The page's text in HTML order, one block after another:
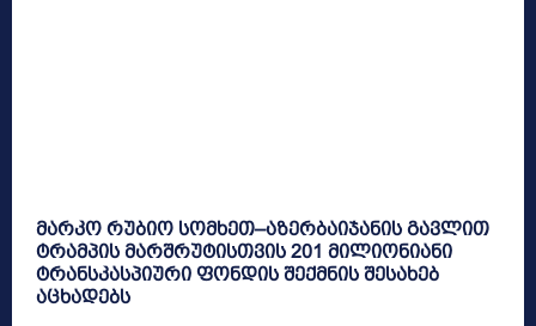
მარკო რუბიო სომხეთ–აზერბაიჯანის გავლით
ტრამპის მარშრუტისთვის 201 მილიონიანი
ტრანსკასპიური ფონდის შექმნის შესახებ
აცხადებს